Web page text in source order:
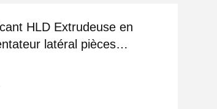
HLD Extrudeuse en
latéral pièces
inoxydable pour les lignes
en plastique